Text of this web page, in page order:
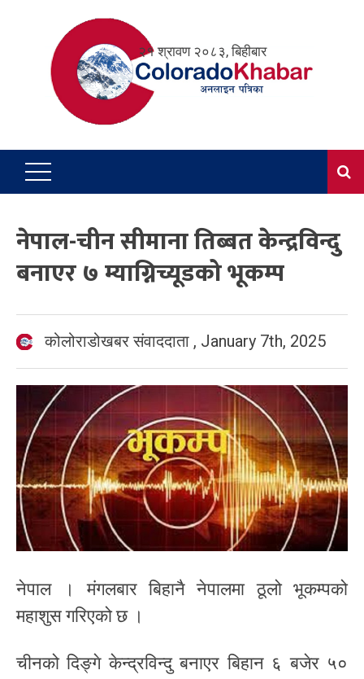
२१ श्रावण २०८३, बिहीबार
नेपाल-चीन सीमाना तिब्बत केन्द्रविन्दु
बनाएर ७ म्याग्निच्यूडको भूकम्प
कोलोराडोखबर संवाददाता , January 7th, 2025
नेपाल । मंगलबार बिहानै नेपालमा ठूलो भूकम्पको
महाशुस गरिएको छ ।
चीनको दिङ्गे केन्द्रविन्दु बनाएर बिहान ६ बजेर ५०